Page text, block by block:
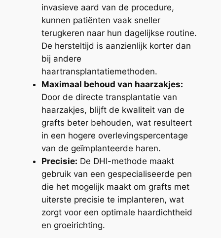
invasieve aard van de procedure,
kunnen patiënten vaak sneller
terugkeren naar hun dagelijkse routine.
De hersteltijd is aanzienlijk korter dan
bij andere
haartransplantatiemethoden.
Maximaal behoud van haarzakjes:
Door de directe transplantatie van
haarzakjes, blijft de kwaliteit van de
grafts beter behouden, wat resulteert
in een hogere overlevingspercentage
van de geïmplanteerde haren.
Precisie: De DHI-methode maakt
gebruik van een gespecialiseerde pen
die het mogelijk maakt om grafts met
uiterste precisie te implanteren, wat
zorgt voor een optimale haardichtheid
en groeirichting.